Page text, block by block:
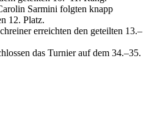
Sarmini folgten knapp
12. Platz.
erreichten den geteilten 13.–
das Turnier auf dem 34.–35.